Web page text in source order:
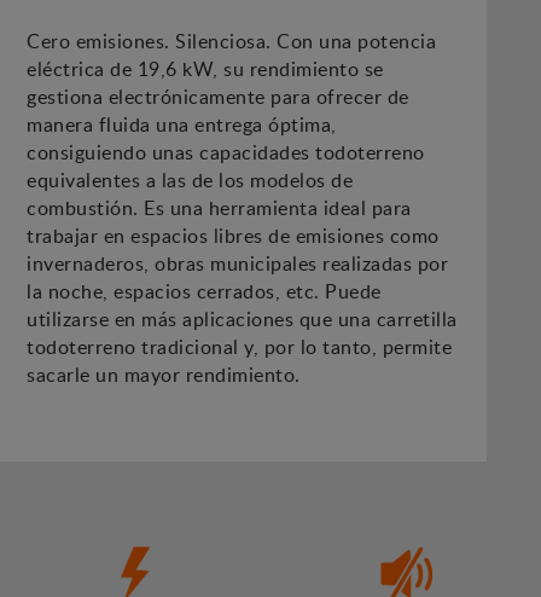
Cero emisiones. Silenciosa. Con una potencia
eléctrica de 19,6 kW, su rendimiento se
gestiona electrónicamente para ofrecer de
manera fluida una entrega óptima,
consiguiendo unas capacidades todoterreno
equivalentes a las de los modelos de
combustión. Es una herramienta ideal para
trabajar en espacios libres de emisiones como
invernaderos, obras municipales realizadas por
la noche, espacios cerrados, etc. Puede
utilizarse en más aplicaciones que una carretilla
todoterreno tradicional y, por lo tanto, permite
sacarle un mayor rendimiento.